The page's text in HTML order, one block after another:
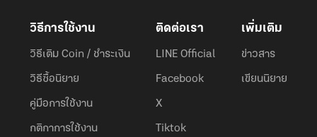
วิธีการใช้งาน
วิธีเติม Coin / ชำระเงิน
วิธีซื้อนิยาย
คู่มือการใช้งาน
กติกาการใช้งาน
ติดต่อเรา
LINE Official
Facebook
X
Tiktok
เพิ่มเติม
ข่าวสาร
เขียนนิยาย